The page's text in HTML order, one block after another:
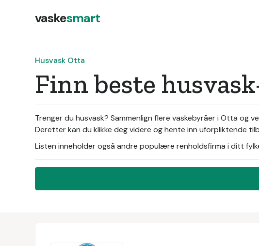
vaskesmart
Husvask Otta
Finn beste
Trenger du husvask? Sammenlign flere vaskebyråer i Otta og
Deretter kan du klikke deg videre og hente inn uforpliktende
Listen inneholder også andre populære renholdsfirma i ditt